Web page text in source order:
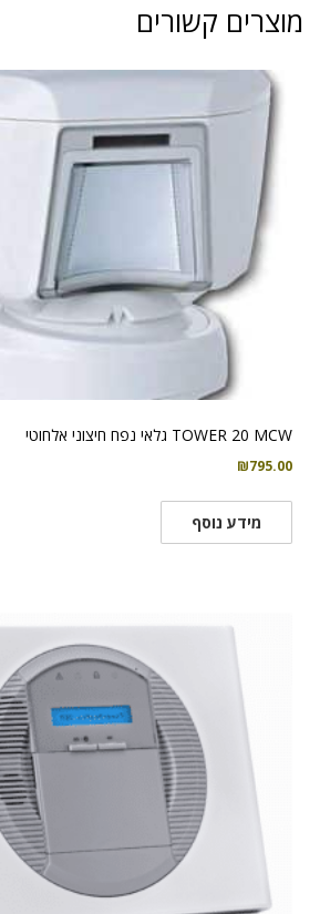
מוצרים קשורים
TOWER 20 MCW גלאי נפח חיצוני אלחוטי
₪795.00
מידע נוסף